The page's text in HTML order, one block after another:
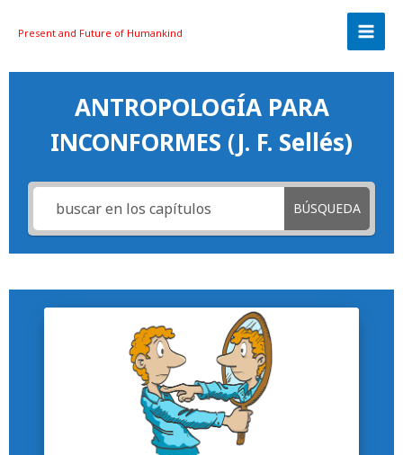
Present and Future of Humankind
ANTROPOLOGÍA PARA
INCONFORMES (J. F. Sellés)
BÚSQUEDA